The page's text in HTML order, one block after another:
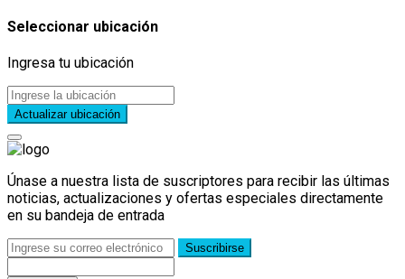
Seleccionar ubicación
Ingresa tu ubicación
Actualizar ubicación
Únase a nuestra lista de suscriptores para recibir las últimas
noticias, actualizaciones y ofertas especiales directamente
en su bandeja de entrada
Suscribirse